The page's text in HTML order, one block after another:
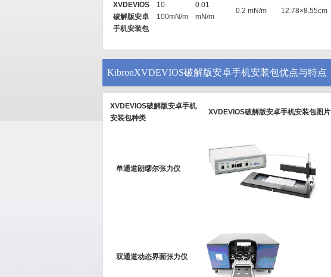
XVDEVIOS
破解版安卓
手机安装包
10-
100mN/m
0.01
mN/m
0.2 mN/m 12.78×8.55cm
KibronXVDEVIOS破解版安卓手机安装包优点与特点
XVDEVIOS破解版安卓手机
安装包种类
XVDEVIOS破解版安卓手机安装包图片
单通道朗缪尔张力仪
双通道动态界面张力仪